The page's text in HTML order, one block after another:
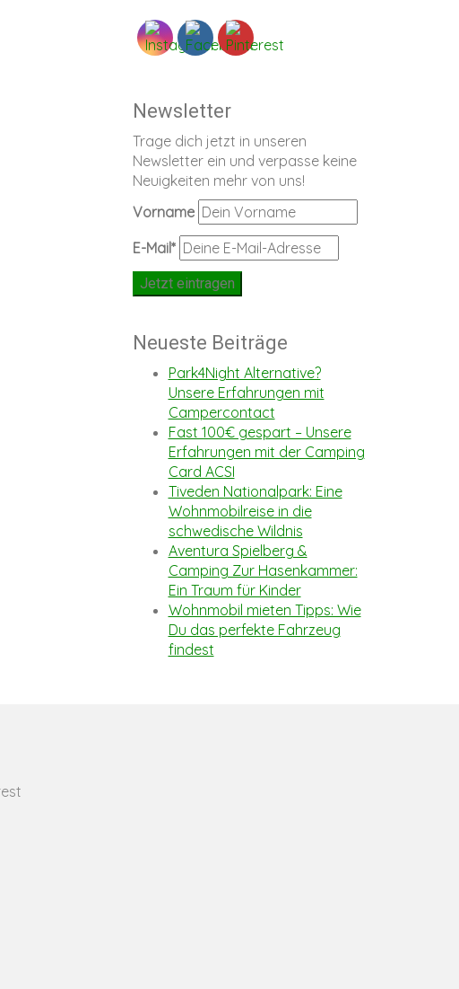
Newsletter
Trage dich jetzt in unseren
Newsletter ein und verpasse keine
Neuigkeiten mehr von uns!
Vorname
E-Mail*
Neueste Beiträge
Park4Night Alternative?
Unsere Erfahrungen mit
Campercontact
Fast 100€ gespart – Unsere
Erfahrungen mit der Camping
Card ACSI
Tiveden Nationalpark: Eine
Wohnmobilreise in die
schwedische Wildnis
Aventura Spielberg &
Camping Zur Hasenkammer:
Ein Traum für Kinder
Wohnmobil mieten Tipps: Wie
Du das perfekte Fahrzeug
findest